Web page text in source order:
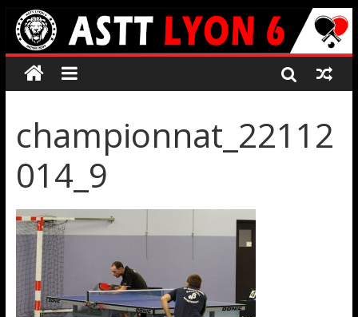
championnat_22112
014_9